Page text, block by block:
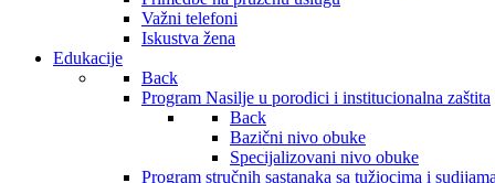
Važni telefoni
Iskustva žena
Edukacije
Back
Program Nasilje u porodici i institucionalna zaštita
Back
Bazični nivo obuke
Specijalizovani nivo obuke
Program stručnih sastanaka sa tužiocima i sudijama